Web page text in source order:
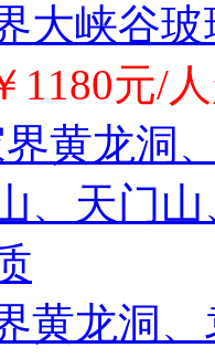
大峡谷
1180元/
黄龙洞